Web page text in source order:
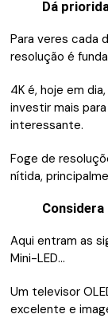
Dá
Para veres cada
resolução é
4K é, hoje em
investir mais
interessante.
Foge de
nítida,
Aqui entram as
Mini-LED…
Um televisor
excelente e